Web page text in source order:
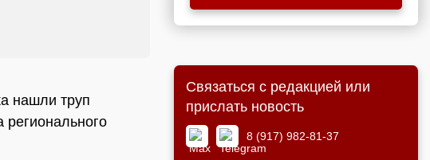
нашли труп
Связаться с редакцией или
прислать новость
8 (917) 982-81-37